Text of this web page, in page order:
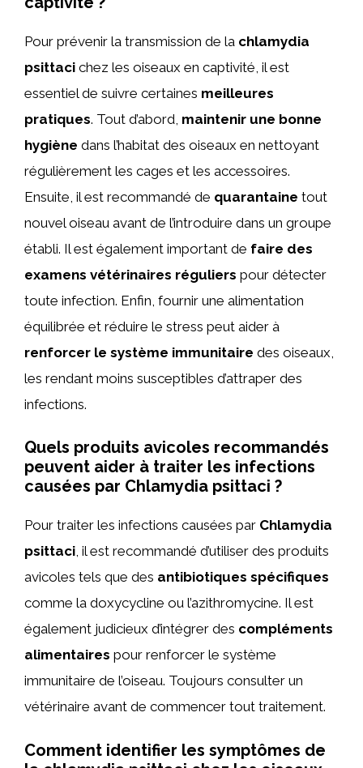
Pour prévenir la transmission de la chlamydia
psittaci chez les oiseaux en captivité, il est
essentiel de suivre certaines meilleures
pratiques. Tout d’abord, maintenir une bonne
hygiène dans l’habitat des oiseaux en nettoyant
régulièrement les cages et les accessoires.
Ensuite, il est recommandé de quarantaine tout
nouvel oiseau avant de l’introduire dans un groupe
établi. Il est également important de faire des
examens vétérinaires réguliers pour détecter
toute infection. Enfin, fournir une alimentation
équilibrée et réduire le stress peut aider à
renforcer le système immunitaire des oiseaux,
les rendant moins susceptibles d’attraper des
infections.
Quels produits avicoles recommandés
peuvent aider à traiter les infections
causées par Chlamydia psittaci ?
Pour traiter les infections causées par Chlamydia
psittaci, il est recommandé d’utiliser des produits
avicoles tels que des antibiotiques spécifiques
comme la doxycycline ou l’azithromycine. Il est
également judicieux d’intégrer des compléments
alimentaires pour renforcer le système
immunitaire de l’oiseau. Toujours consulter un
vétérinaire avant de commencer tout traitement.
Comment identifier les symptômes de